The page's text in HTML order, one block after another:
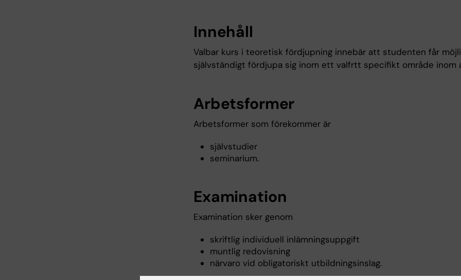
Innehåll
Valbar kurs i teoretisk fördjupning innebär att studenten får
självständigt fördjupa sig inom ett valfrtt specifikt område inom
Arbetsformer
Arbetsformer som förekommer är
självstudier
seminarium.
Examination
Examination sker genom
skriftlig individuell inlämningsuppgift
muntlig redovisning
närvaro vid obligatoriskt utbildningsinslag.